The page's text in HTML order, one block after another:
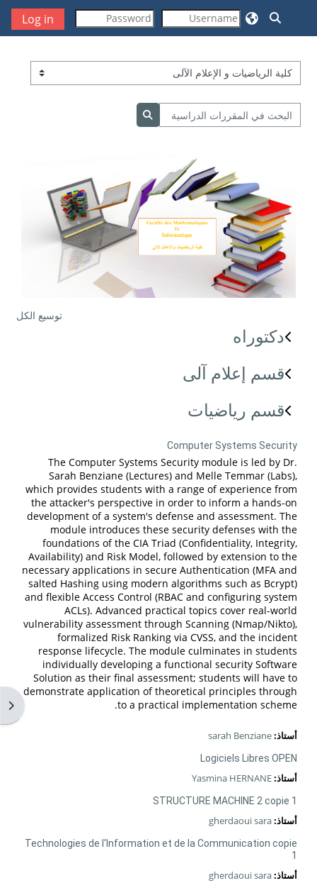
تخطى إلى المحتوى الرئيسي
تبديل إدخال البحث
Log in
تصنيفات المقررات
البحث في المقررات الدراسية
البحث في المقررات الدراسية
توسيع الكل
دكتوراه
قسم إعلام آلى
قسم رياضيات
Computer Systems Security
The Computer Systems Security module is led by Dr.
Sarah Benziane (Lectures) and Melle Temmar (Labs),
which provides students with a range of experience from
the attacker's perspective in order to inform a hands-on
development of a system's defense and assessment. The
module introduces these security defenses with the
foundations of the CIA Triad (Confidentiality, Integrity,
Availability) and Risk Model, followed by extension to the
necessary applications in secure Authentication (MFA and
salted Hashing using modern algorithms such as Bcrypt)
and flexible Access Control (RBAC and configuring system
ACLs). Advanced practical topics cover real-world
vulnerability assessment through Scanning (Nmap/Nikto),
formalized Risk Ranking via CVSS, and the incident
response lifecycle. The module culminates in students
individually developing a functional security Software
Solution as their final assessment; students will have to
demonstrate application of theoretical principles through
to a practical implementation scheme.
أستاذ:sarah Benziane
Logiciels Libres OPEN
أستاذ:Yasmina HERNANE
STRUCTURE MACHINE 2 copie 1
أستاذ:gherdaoui sara
Technologies de l'Information et de la Communication copie
1
أستاذ:gherdaoui sara